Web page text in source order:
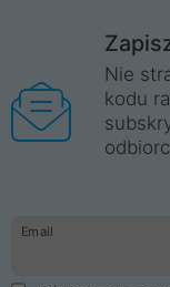
Nie
kodu
Email